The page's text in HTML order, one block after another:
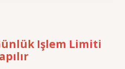
Işlem Limiti